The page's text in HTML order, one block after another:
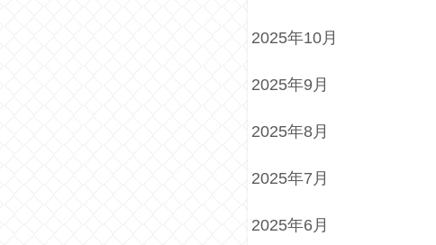
2025年10月
2025年9月
2025年8月
2025年7月
2025年6月